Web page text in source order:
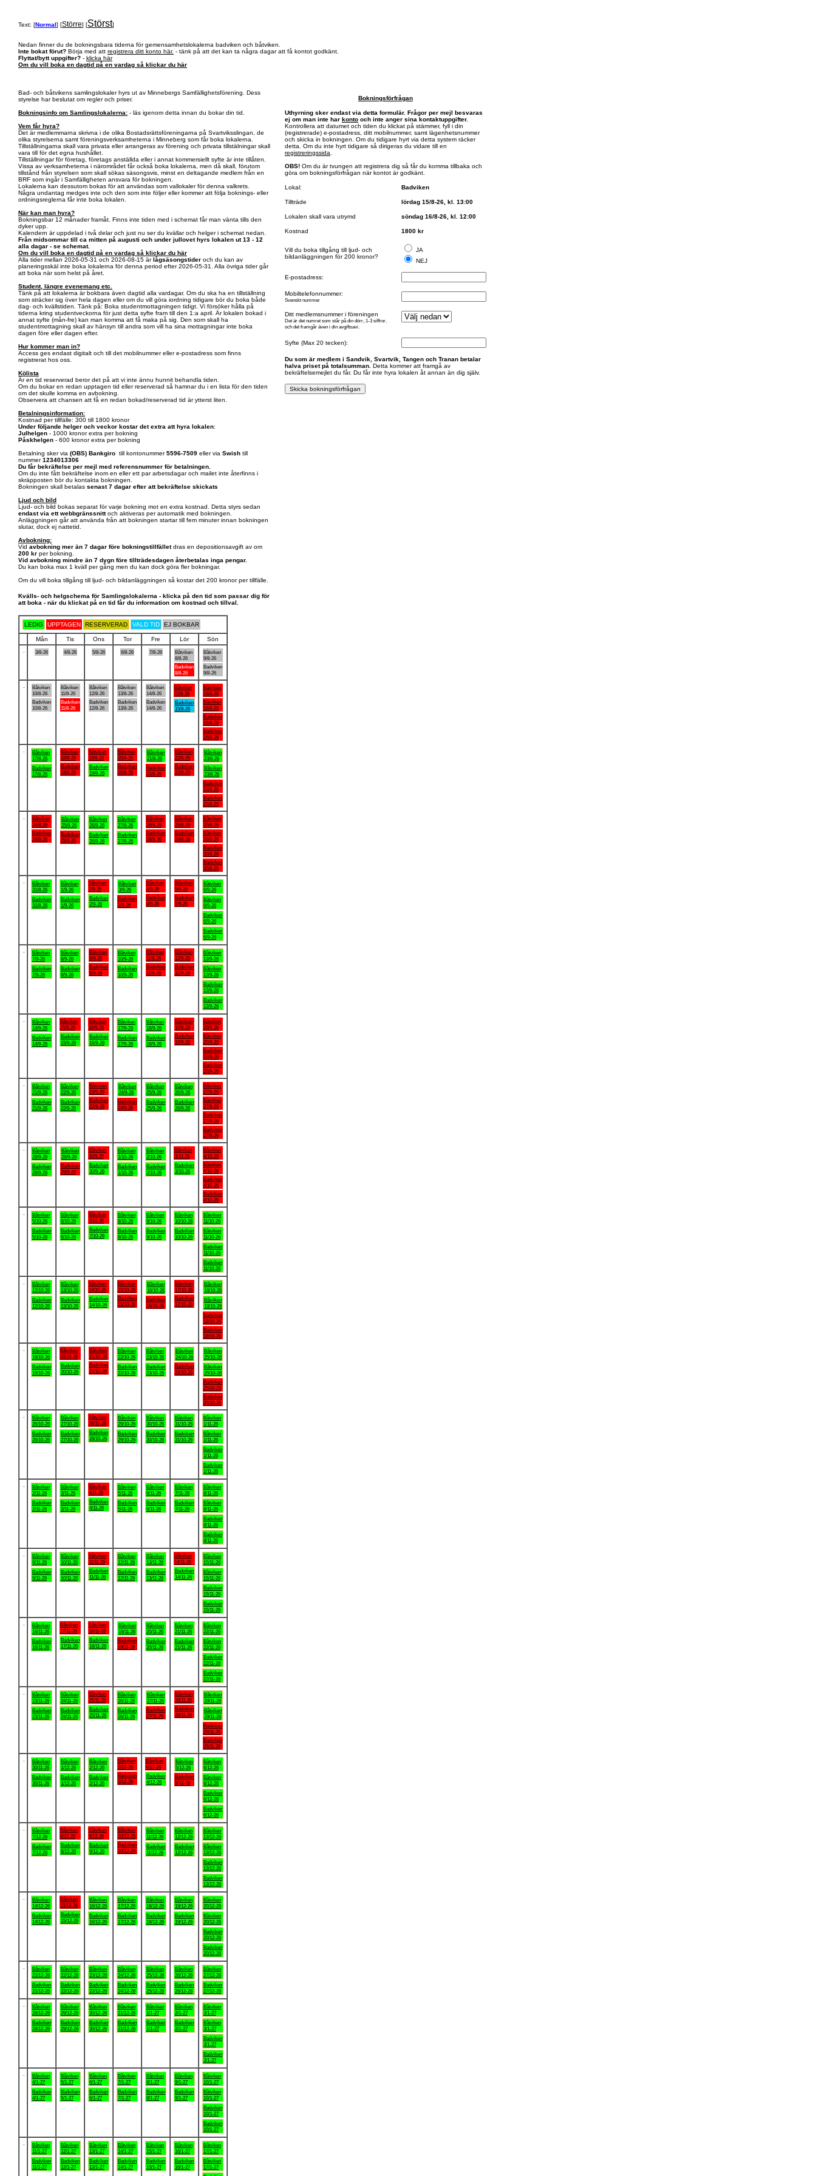
Text: [Normal] [Större] [Störst]
Nedan finner du de bokningsbara tiderna för gemensamhetslokalerna badviken och båtviken.
Inte bokat förut? Börja med att registrera ditt konto här. - tänk på att det kan ta några dagar att få kontot godkänt.
Flyttat/bytt uppgifter? - klicka här
Om du vill boka en dagtid på en vardag så klickar du här
Bad- och båtvikens samlingslokaler hyrs ut av Minnebergs Samfällighetsförening. Dess
styrelse har beslutat om regler och priser.
Bokningsinfo om Samlingslokalerna: - läs igenom detta innan du bokar din tid.
Vem får hyra?
Det är medlemmarna skrivna i de olika Bostadsrättsföreningarna på Svartviksslingan, de
olika styrelserna samt föreningsverksamheterna i Minneberg som får boka lokalerna.
Tillställningarna skall vara privata eller arrangeras av förening och privata tillstälningar skall
vara till för det egna hushållet.
Tillställningar för företag, företags anställda eller i annat kommersiellt syfte är inte tillåten.
Vissa av verksamheterna i närområdet får också boka lokalerna, men då skall, förutom
tillstånd från styrelsen som skall sökas säsongsvis, minst en deltagande medlem från en
BRF som ingår i Samfälligheten ansvara för bokningen.
Lokalerna kan dessutom bokas för att användas som vallokaler för denna valkrets.
Några undantag medges inte och den som inte följer eller kommer att följa boknings- eller
ordningsreglerna får inte boka lokalen.
När kan man hyra?
Bokningsbar 12 månader framåt. Finns inte tiden med i schemat får man vänta tills den
dyker upp.
Kalendern är uppdelad i två delar och just nu ser du kvällar och helger i schemat nedan.
Från midsommar till ca mitten på augusti och under jullovet hyrs lokalen ut 13 - 12
alla dagar - se schemat.
Om du vill boka en dagtid på en vardag så klickar du här
Alla tider mellan 2026-05-31 och 2026-08-15 ärlågsäsongstider och du kan av
planeringsskäl inte boka lokalerna för denna period efter 2026-05-31. Alla övriga tider går
att boka när som helst på året.
Student, längre evenemang etc.
Tänk på att lokalerna är bokbara även dagtid alla vardagar. Om du ska ha en tillställning
som sträcker sig över hela dagen eller om du vill göra iordning tidigare bör du boka både
dag- och kvällstiden. Tänk på: Boka studentmottagningen tidigt. Vi försöker hålla på
tiderna kring studentveckorna för just detta syfte fram till den 1:a april. Är lokalen bokad i
annat syfte (mån-fre) kan man komma att få maka på sig. Den som skall ha
studentmottagning skall av hänsyn till andra som vill ha sina mottagningar inte boka
dagen före eller dagen efter.
Hur kommer man in?
Access ges endast digitalt och till det mobilnummer eller e-postadress som finns
registrerat hos oss.
Kölista
Är en tid reserverad beror det på att vi inte ännu hunnit behandla tiden.
Om du bokar en redan upptagen tid eller reserverad så hamnar du i en lista för den tiden
om det skulle komma en avbokning.
Observera att chansen att få en redan bokad/reserverad tid är ytterst liten.
Betalningsinformation:
Kostnad per tillfälle: 300 till 1800 kronor
Under följande helger och veckor kostar det extra att hyra lokalen:
Julhelgen - 1000 kronor extra per bokning
Påskhelgen - 600 kronor extra per bokning
Betalning sker via (OBS) Bankgiro till kontonummer5596-7509 eller via Swish till
nummer1234013306
Du får bekräftelse per mejl med referensnummer för betalningen.
Om du inte fått bekräftelse inom en eller ett par arbetsdagar och mailet inte återfinns i
skräpposten bör du kontakta bokningen.
Bokningen skall betalas senast 7 dagar efter att bekräftelse skickats
Ljud och bild
Ljud- och bild bokas separat för varje bokning mot en extra kostnad. Detta styrs sedan
endast via ett webbgränssnittoch aktiveras per automatik med bokningen.
Anläggningen går att använda från att bokningen startar till fem minuter innan bokningen
slutar, dock ej nattetid.
Avbokning:
Vid avbokning mer än 7 dagar före bokningstillfälletdras en depositionsavgift av om
200 kr per bokning.
Vid avbokning mindre än 7 dygn före tillträdesdagen återbetalas inga pengar.
Du kan boka max 1 kväll per gång men du kan dock göra fler bokningar.
Om du vill boka tillgång till ljud- och bildanläggningen så kostar det 200 kronor per tillfälle.
Bokningsförfrågan
Uthyrning sker endast via detta formulär. Frågor per mejl besvaras
ej om man inte har konto och inte anger sina kontaktuppgifter.
Kontrollera att datumet och tiden du klickat på stämmer, fyll i din
(registrerade) e-postadress, ditt mobilnummer, samt lägenhetsnummer
och skicka in bokningen. Om du tidigare hyrt via detta system räcker
detta. Om du inte hyrt tidigare så dirigeras du vidare till en
registreringssida
OBS! Om du är tvungen att registrera dig så får du komma tillbaka och
göra om bokningsförfrågan när kontot är godkänt.
Lokal: Badviken
Tillträde lördag 15/8-26, kl. 13:00
Lokalen skall vara utrymd söndag 16/8-26, kl. 12:00
Kostnad 1800 kr
Vill du boka tillgång till ljud- och
bildanläggningen för 200 kronor?
JA
NEJ
E-postadress:
Mobiltelefonnummer:
Svenskt nummer
Ditt medlemsnummer i föreningen
Det är det numret som står på din dörr, 1-3 siffror.
och det framgår även i din avgiftsavi.
Syfte (Max 20 tecken):
Du som är medlem i Sandvik, Svartvik, Tangen och Tranan betalar
halva priset på totalsumman. Detta kommer att framgå av
bekräftelsemejlet du får. Du får inte hyra lokalen åt annan än dig själv.
Kvälls- och helgschema för Samlingslokalerna - klicka på den tid som passar dig för
att boka - när du klickat på en tid får du information om kostnad och tillval.
LEDIG UPPTAGEN RESERVERAD VALD TID EJ BOKBAR
Mån Tis Ons Tor Fre Lör
Sön
3/8-26 4/8-26 5/8-26 6/8-26 7/8-26
Båtviken
8/8-26
Badviken
8/8-26
Båtviken
9/8-26
Badviken
9/8-26
Båtviken
10/8-26
Badviken
10/8-26
Båtviken
11/8-26
Badviken
11/8-26
Båtviken
12/8-26
Badviken
12/8-26
Båtviken
13/8-26
Badviken
13/8-26
Båtviken
14/8-26
Badviken
14/8-26
Båtviken
15/8-26
Badviken
15/8-26
Båtviken
16/8-26
Båtviken
16/8-26
Badviken
16/8-26
Badviken
16/8-26
Båtviken
17/8-26
Badviken
17/8-26
Båtviken
18/8-26
Badviken
18/8-26
Båtviken
19/8-26
Badviken
19/8-26
Båtviken
20/8-26
Badviken
20/8-26
Båtviken
21/8-26
Badviken
21/8-26
Båtviken
22/8-26
Badviken
22/8-26
Båtviken
23/8-26
Båtviken
23/8-26
Badviken
23/8-26
Badviken
23/8-26
Båtviken
24/8-26
Badviken
24/8-26
Båtviken
25/8-26
Badviken
25/8-26
Båtviken
26/8-26
Badviken
26/8-26
Båtviken
27/8-26
Badviken
27/8-26
Båtviken
28/8-26
Badviken
28/8-26
Båtviken
29/8-26
Badviken
29/8-26
Båtviken
30/8-26
Båtviken
30/8-26
Badviken
30/8-26
Badviken
30/8-26
Båtviken
31/8-26
Badviken
31/8-26
Båtviken
1/9-26
Badviken
1/9-26
Båtviken
2/9-26
Badviken
2/9-26
Båtviken
3/9-26
Badviken
3/9-26
Båtviken
4/9-26
Badviken
4/9-26
Båtviken
5/9-26
Badviken
5/9-26
Båtviken
6/9-26
Båtviken
6/9-26
Badviken
6/9-26
Badviken
6/9-26
Båtviken
7/9-26
Badviken
7/9-26
Båtviken
8/9-26
Badviken
8/9-26
Båtviken
9/9-26
Badviken
9/9-26
Båtviken
10/9-26
Badviken
10/9-26
Båtviken
11/9-26
Badviken
11/9-26
Båtviken
12/9-26
Badviken
12/9-26
Båtviken
13/9-26
Båtviken
13/9-26
Badviken
13/9-26
Badviken
13/9-26
Båtviken
14/9-26
Badviken
14/9-26
Båtviken
15/9-26
Badviken
15/9-26
Båtviken
16/9-26
Badviken
16/9-26
Båtviken
17/9-26
Badviken
17/9-26
Båtviken
18/9-26
Badviken
18/9-26
Båtviken
19/9-26
Badviken
19/9-26
Båtviken
20/9-26
Båtviken
20/9-26
Badviken
20/9-26
Badviken
20/9-26
Båtviken
21/9-26
Badviken
21/9-26
Båtviken
22/9-26
Badviken
22/9-26
Båtviken
23/9-26
Badviken
23/9-26
Båtviken
24/9-26
Badviken
24/9-26
Båtviken
25/9-26
Badviken
25/9-26
Båtviken
26/9-26
Badviken
26/9-26
Båtviken
27/9-26
Båtviken
27/9-26
Badviken
27/9-26
Badviken
27/9-26
Båtviken
28/9-26
Badviken
28/9-26
Båtviken
29/9-26
Badviken
29/9-26
Båtviken
30/9-26
Badviken
30/9-26
Båtviken
1/10-26
Badviken
1/10-26
Båtviken
2/10-26
Badviken
2/10-26
Båtviken
3/10-26
Badviken
3/10-26
Båtviken
4/10-26
Båtviken
4/10-26
Badviken
4/10-26
Badviken
4/10-26
Båtviken
5/10-26
Badviken
5/10-26
Båtviken
6/10-26
Badviken
6/10-26
Båtviken
7/10-26
Badviken
7/10-26
Båtviken
8/10-26
Badviken
8/10-26
Båtviken
9/10-26
Badviken
9/10-26
Båtviken
10/10-26
Badviken
10/10-26
Båtviken
11/10-26
Båtviken
11/10-26
Badviken
11/10-26
Badviken
11/10-26
Båtviken
12/10-26
Badviken
12/10-26
Båtviken
13/10-26
Badviken
13/10-26
Båtviken
14/10-26
Badviken
14/10-26
Båtviken
15/10-26
Badviken
15/10-26
Båtviken
16/10-26
Badviken
16/10-26
Båtviken
17/10-26
Badviken
17/10-26
Båtviken
18/10-26
Båtviken
18/10-26
Badviken
18/10-26
Badviken
18/10-26
Båtviken
19/10-26
Badviken
19/10-26
Båtviken
20/10-26
Badviken
20/10-26
Båtviken
21/10-26
Badviken
21/10-26
Båtviken
22/10-26
Badviken
22/10-26
Båtviken
23/10-26
Badviken
23/10-26
Båtviken
24/10-26
Badviken
24/10-26
Båtviken
25/10-26
Båtviken
25/10-26
Badviken
25/10-26
Badviken
25/10-26
Båtviken
26/10-26
Badviken
26/10-26
Båtviken
27/10-26
Badviken
27/10-26
Båtviken
28/10-26
Badviken
28/10-26
Båtviken
29/10-26
Badviken
29/10-26
Båtviken
30/10-26
Badviken
30/10-26
Båtviken
31/10-26
Badviken
31/10-26
Båtviken
1/11-26
Båtviken
1/11-26
Badviken
1/11-26
Badviken
1/11-26
Båtviken
2/11-26
Badviken
2/11-26
Båtviken
3/11-26
Badviken
3/11-26
Båtviken
4/11-26
Badviken
4/11-26
Båtviken
5/11-26
Badviken
5/11-26
Båtviken
6/11-26
Badviken
6/11-26
Båtviken
7/11-26
Badviken
7/11-26
Båtviken
8/11-26
Båtviken
8/11-26
Badviken
8/11-26
Badviken
8/11-26
Båtviken
9/11-26
Badviken
9/11-26
Båtviken
10/11-26
Badviken
10/11-26
Båtviken
11/11-26
Badviken
11/11-26
Båtviken
12/11-26
Badviken
12/11-26
Båtviken
13/11-26
Badviken
13/11-26
Båtviken
14/11-26
Badviken
14/11-26
Båtviken
15/11-26
Båtviken
15/11-26
Badviken
15/11-26
Badviken
15/11-26
Båtviken
16/11-26
Badviken
16/11-26
Båtviken
17/11-26
Badviken
17/11-26
Båtviken
18/11-26
Badviken
18/11-26
Båtviken
19/11-26
Badviken
19/11-26
Båtviken
20/11-26
Badviken
20/11-26
Båtviken
21/11-26
Badviken
21/11-26
Båtviken
22/11-26
Båtviken
22/11-26
Badviken
22/11-26
Badviken
22/11-26
Båtviken
23/11-26
Badviken
23/11-26
Båtviken
24/11-26
Badviken
24/11-26
Båtviken
25/11-26
Badviken
25/11-26
Båtviken
26/11-26
Badviken
26/11-26
Båtviken
27/11-26
Badviken
27/11-26
Båtviken
28/11-26
Badviken
28/11-26
Båtviken
29/11-26
Båtviken
29/11-26
Badviken
29/11-26
Badviken
29/11-26
Båtviken
30/11-26
Badviken
30/11-26
Båtviken
1/12-26
Badviken
1/12-26
Båtviken
2/12-26
Badviken
2/12-26
Båtviken
3/12-26
Badviken
3/12-26
Båtviken
4/12-26
Badviken
4/12-26
Båtviken
5/12-26
Badviken
5/12-26
Båtviken
6/12-26
Båtviken
6/12-26
Badviken
6/12-26
Badviken
6/12-26
Båtviken
7/12-26
Badviken
7/12-26
Båtviken
8/12-26
Badviken
8/12-26
Båtviken
9/12-26
Badviken
9/12-26
Båtviken
10/12-26
Badviken
10/12-26
Båtviken
11/12-26
Badviken
11/12-26
Båtviken
12/12-26
Badviken
12/12-26
Båtviken
13/12-26
Båtviken
13/12-26
Badviken
13/12-26
Badviken
13/12-26
Båtviken
14/12-26
Badviken
14/12-26
Båtviken
15/12-26
Badviken
15/12-26
Båtviken
16/12-26
Badviken
16/12-26
Båtviken
17/12-26
Badviken
17/12-26
Båtviken
18/12-26
Badviken
18/12-26
Båtviken
19/12-26
Badviken
19/12-26
Båtviken
20/12-26
Båtviken
20/12-26
Badviken
20/12-26
Badviken
20/12-26
Båtviken
21/12-26
Badviken
21/12-26
Båtviken
22/12-26
Badviken
22/12-26
Båtviken
23/12-26
Badviken
23/12-26
Båtviken
24/12-26
Badviken
24/12-26
Båtviken
25/12-26
Badviken
25/12-26
Båtviken
26/12-26
Badviken
26/12-26
Båtviken
27/12-26
Badviken
27/12-26
Båtviken
28/12-26
Badviken
28/12-26
Båtviken
29/12-26
Badviken
29/12-26
Båtviken
30/12-26
Badviken
30/12-26
Båtviken
31/12-26
Badviken
31/12-26
Båtviken
1/1-27
Badviken
1/1-27
Båtviken
2/1-27
Badviken
2/1-27
Båtviken
3/1-27
Båtviken
3/1-27
Badviken
3/1-27
Badviken
3/1-27
Båtviken
4/1-27
Badviken
4/1-27
Båtviken
5/1-27
Badviken
5/1-27
Båtviken
6/1-27
Badviken
6/1-27
Båtviken
7/1-27
Badviken
7/1-27
Båtviken
8/1-27
Badviken
8/1-27
Båtviken
9/1-27
Badviken
9/1-27
Båtviken
10/1-27
Båtviken
10/1-27
Badviken
10/1-27
Badviken
10/1-27
Båtviken
11/1-27
Badviken
11/1-27
Båtviken
12/1-27
Badviken
12/1-27
Båtviken
13/1-27
Badviken
13/1-27
Båtviken
14/1-27
Badviken
14/1-27
Båtviken
15/1-27
Badviken
15/1-27
Båtviken
16/1-27
Badviken
16/1-27
Båtviken
17/1-27
Båtviken
17/1-27